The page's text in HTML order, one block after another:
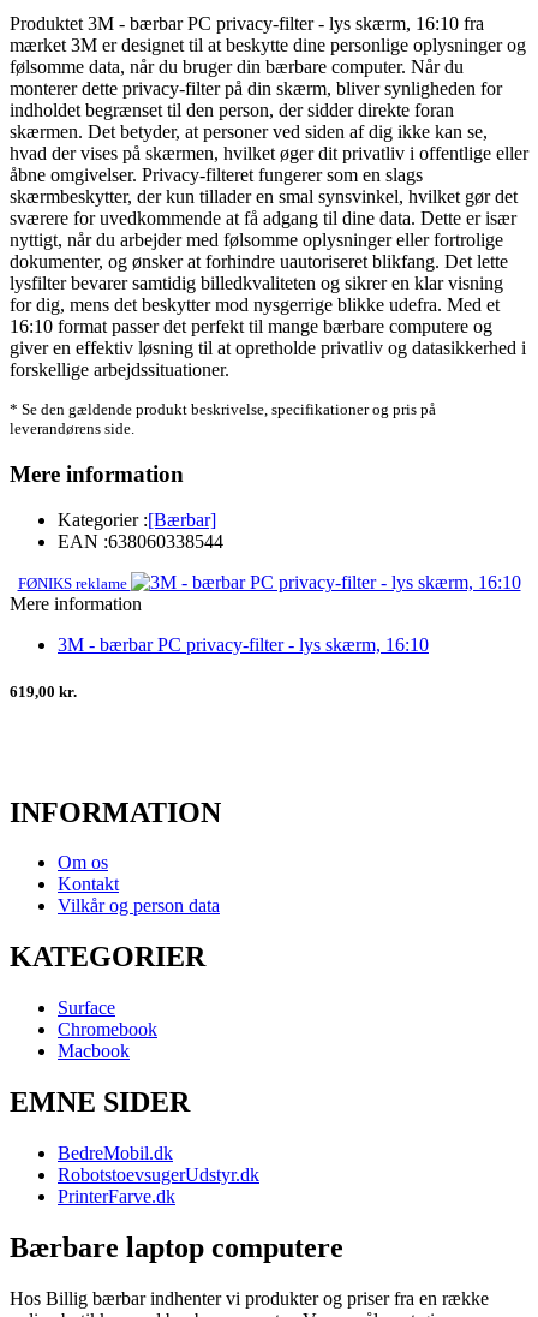
Produktet 3M - bærbar PC privacy-filter - lys skærm, 16:10 fra
mærket 3M er designet til at beskytte dine personlige oplysninger og
følsomme data, når du bruger din bærbare computer. Når du
monterer dette privacy-filter på din skærm, bliver synligheden for
indholdet begrænset til den person, der sidder direkte foran
skærmen. Det betyder, at personer ved siden af dig ikke kan se,
hvad der vises på skærmen, hvilket øger dit privatliv i offentlige eller
åbne omgivelser. Privacy-filteret fungerer som en slags
skærmbeskytter, der kun tillader en smal synsvinkel, hvilket gør det
sværere for uvedkommende at få adgang til dine data. Dette er især
nyttigt, når du arbejder med følsomme oplysninger eller fortrolige
dokumenter, og ønsker at forhindre uautoriseret blikfang. Det lette
lysfilter bevarer samtidig billedkvaliteten og sikrer en klar visning
for dig, mens det beskytter mod nysgerrige blikke udefra. Med et
16:10 format passer det perfekt til mange bærbare computere og
giver en effektiv løsning til at opretholde privatliv og datasikkerhed i
forskellige arbejdssituationer.
* Se den gældende produkt beskrivelse, specifikationer og pris på
leverandørens side.
Mere information
Kategorier :[Bærbar]
EAN :638060338544
FØNIKS reklame
Mere information
3M - bærbar PC privacy-filter - lys skærm, 16:10
619,00 kr.
INFORMATION
Om os
Kontakt
Vilkår og person data
KATEGORIER
Surface
Chromebook
Macbook
EMNE SIDER
BedreMobil.dk
RobotstoevsugerUdstyr.dk
PrinterFarve.dk
Bærbare laptop computere
Hos Billig bærbar indhenter vi produkter og priser fra en række